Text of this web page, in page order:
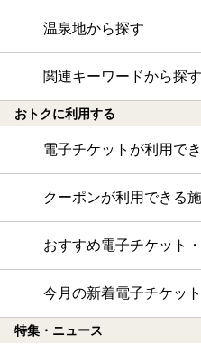
温泉地から探す
関連キーワードから探す
おトクに利用する
電子チケットが利用で
クーポンが利用できる
おすすめ電子チケット
今月の新着電子チケッ
特集・ニュース